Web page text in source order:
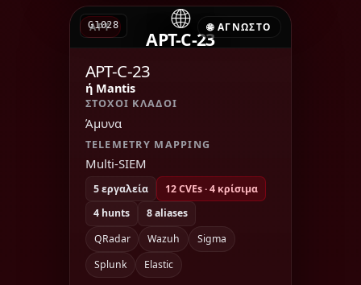
APT 🌐 ΆΓΝΩΣΤΟ
🌐
APT-C-23
G1028
APT-C-23
ή Mantis
ΣΤΌΧΟΙ ΚΛΆΔΟΙ
Άμυνα
TELEMETRY MAPPING
Multi-SIEM
5 εργαλεία
12 CVEs · 4 κρίσιμα
4 hunts
8 aliases
QRadar
Wazuh
Sigma
Splunk
Elastic